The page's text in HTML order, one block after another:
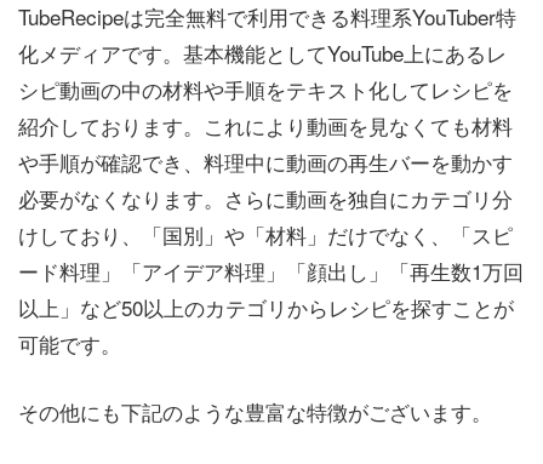
TubeRecipeは完全無料で利用できる料理系YouTuber特
化メディアです。基本機能としてYouTube上にあるレ
シピ動画の中の材料や手順をテキスト化してレシピを
紹介しております。これにより動画を見なくても材料
や手順が確認でき、料理中に動画の再生バーを動かす
必要がなくなります。さらに動画を独自にカテゴリ分
けしており、「国別」や「材料」だけでなく、「スピ
ード料理」「アイデア料理」「顔出し」「再生数1万回
以上」など50以上のカテゴリからレシピを探すことが
可能です。
その他にも下記のような豊富な特徴がございます。